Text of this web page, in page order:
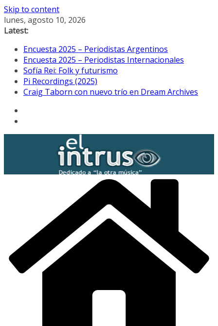
Skip to content
lunes, agosto 10, 2026
Latest:
Encuesta 2025 – Periodistas Argentinos
Encuesta 2025 – Periodistas Internacionales
Sofía Rei: Folk y futurismo
Pi Recordings (2025)
Craig Taborn con nuevo trío en Dream Archives